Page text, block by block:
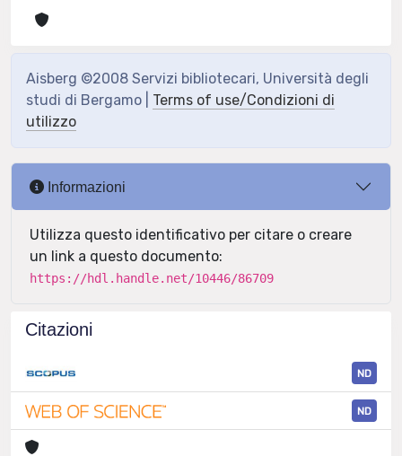
Aisberg ©2008 Servizi bibliotecari, Università degli
studi di Bergamo | Terms of use/Condizioni di
utilizzo
Informazioni
Utilizza questo identificativo per citare o creare
un link a questo documento:
https://hdl.handle.net/10446/86709
Citazioni
ND
ND